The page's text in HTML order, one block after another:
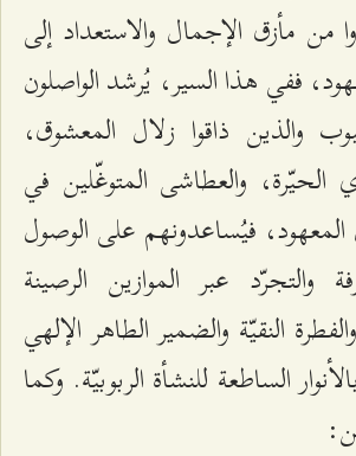
مأزق الإجمال والاستعداد إلى
ففي هذا السير، يُرشد الواصلون
والذين ذاقوا زلال المعشوق،
الحيّرة، والعطاشى المتوغّلين في
المعهود، فيُساعدونهم على الوصول
والتجرّد عبر الموازين الرصينة
النقيّة والضمير الطاهر الإلهي
الساطعة للنشأة الربوبيّة. وكما